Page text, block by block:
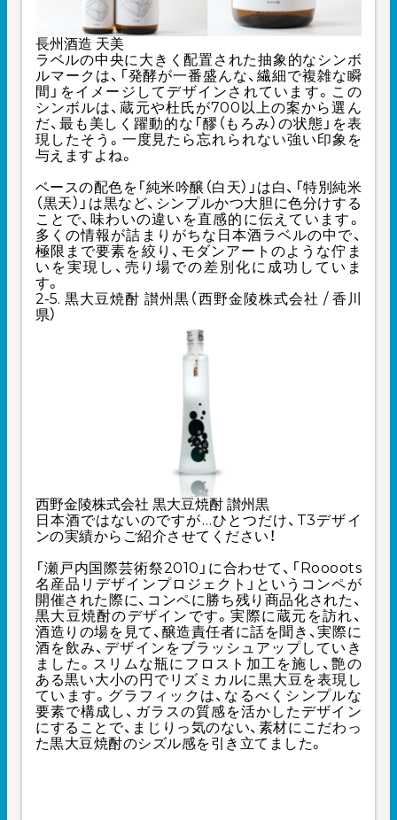
長州酒造 天美
ラベルの中央に大きく配置された抽象的なシンボ
ルマークは、「発酵が一番盛んな、繊細で複雑な瞬
間」をイメージしてデザインされています。この
シンボルは、蔵元や杜氏が700以上の案から選ん
だ、最も美しく躍動的な「醪（もろみ）の状態」を表
現したそう。一度見たら忘れられない強い印象を
与えますよね。
ベースの配色を「純米吟醸（白天）」は白、「特別純米
（黒天）」は黒など、シンプルかつ大胆に色分けする
ことで、味わいの違いを直感的に伝えています。
多くの情報が詰まりがちな日本酒ラベルの中で、
極限まで要素を絞り、モダンアートのような佇ま
いを実現し、売り場での差別化に成功していま
す。
2-5. 黒大豆焼酎 讃州黒（西野金陵株式会社 / 香川
県）
西野金陵株式会社 黒大豆焼酎 讃州黒
日本酒ではないのですが…ひとつだけ、T3デザイ
ンの実績からご紹介させてください！
「瀬戸内国際芸術祭2010」に合わせて、「Roooots
名産品リデザインプロジェクト」というコンペが
開催された際に、コンペに勝ち残り商品化された、
黒大豆焼酎のデザインです。実際に蔵元を訪れ、
酒造りの場を見て、醸造責任者に話を聞き、実際に
酒を飲み、デザインをブラッシュアップしていき
ました。スリムな瓶にフロスト加工を施し、艶の
ある黒い大小の円でリズミカルに黒大豆を表現し
ています。グラフィックは、なるべくシンプルな
要素で構成し、ガラスの質感を活かしたデザイン
にすることで、まじりっ気のない、素材にこだわっ
た黒大豆焼酎のシズル感を引き立てました。